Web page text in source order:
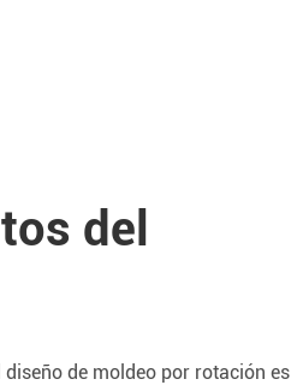
del
de moldeo por rotación es